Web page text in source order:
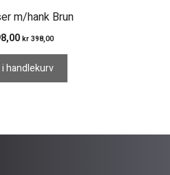
m/hank Brun
kr 398,00
handlekurv